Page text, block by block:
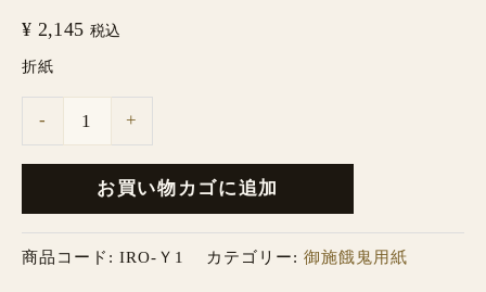
¥ 2,145 税込
折紙
- +
お買い物カゴに追加
商品コード: IRO-Ｙ1 カテゴリー: 御施餓鬼用紙